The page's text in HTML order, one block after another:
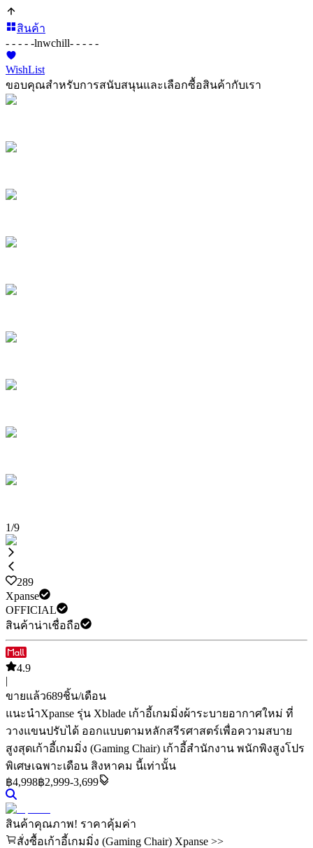
สินค้า
- - - - -lnwchill- - - - -
WishList
ขอบคุณสำหรับการสนับสนุนและเลือกซื้อสินค้ากับเรา
1/9
289
Xpanse
OFFICIAL
สินค้าน่าเชื่อถือ
4.9
|
ขายแล้ว689ชิ้น/เดือน
แนะนำXpanse รุ่น Xblade เก้าอี้เกมมิ่งผ้าระบายอากาศใหม่ ที่
วางแขนปรับได้ ออกแบบตามหลักสรีรศาสตร์เพื่อความสบาย
สูงสุดเก้าอี้เกมมิ่ง (Gaming Chair) เก้าอี้สำนักงาน พนักพิงสูงโปร
พิเศษเฉพาะเดือน สิงหาคม นี้เท่านั้น
฿4,998฿2,999-3,699
สินค้าคุณภาพ! ราคาคุ้มค่า
สั่งซื้อเก้าอี้เกมมิ่ง (Gaming Chair) Xpanse >>